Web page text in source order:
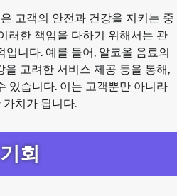
고객의 안전과 건강을 지키는 중
러한 책임을 다하기 위해서는 관
니다. 예를 들어, 알코올 음료의
을 고려한 서비스 제공 등을 통해,
있습니다. 이는 고객뿐만 아니라
치가 됩니다.
회